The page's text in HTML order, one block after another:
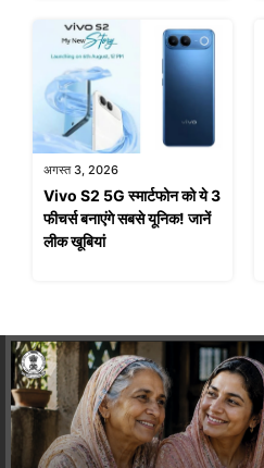
अगस्त 3, 2026
Vivo S2 5G स्मार्टफोन को ये 3
फीचर्स बनाएंगे सबसे यूनिक! जानें
लीक खूबियां